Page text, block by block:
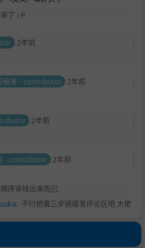
了 :⁠-⁠P
2年前
稿者 - contributor 2年前
2年前
- contributor 2年前
序审核出来而已
: 不行把第三步链接发评论区吧 大佬